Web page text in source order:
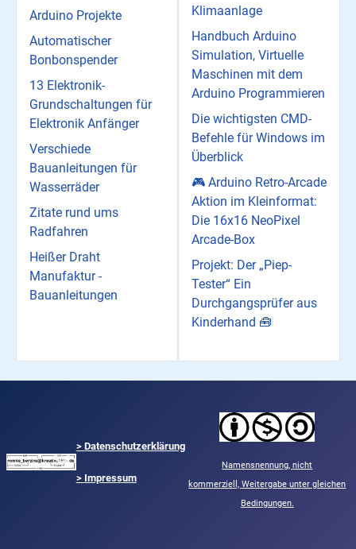
Arduino Projekte
Automatischer
Bonbonspender
13 Elektronik-
Grundschaltungen für
Elektronik Anfänger
Verschiede
Bauanleitungen für
Wasserräder
Zitate rund ums
Radfahren
Heißer Draht
Manufaktur -
Bauanleitungen
Klimaanlage
Handbuch Arduino
Simulation, Virtuelle
Maschinen mit dem
Arduino Programmieren
Die wichtigsten CMD-
Befehle für Windows im
Überblick
🎮 Arduino Retro-Arcade
Aktion im Kleinformat:
Die 16x16 NeoPixel
Arcade-Box
Projekt: Der „Piep-
Tester“ Ein
Durchgangsprüfer aus
Kinderhand 🧰
> Datenschutzerklärung
> Impressum
Namensnennung,nicht
kommerziell,Weitergabe unter gleichen
Bedingungen.